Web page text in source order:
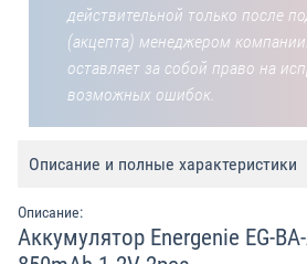
действительной только после
(акцепта) менеджером
оставляет за собой право на
возможных ошибок.
Описание и полные характеристики
Описание:
Аккумулятор Energenie EG-